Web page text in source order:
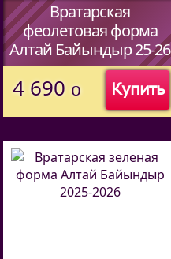
Вратарская
феолетовая форма
Алтай Байындыр 25-26
длинные рукава
(Код:44597338 Купить
4 690 o